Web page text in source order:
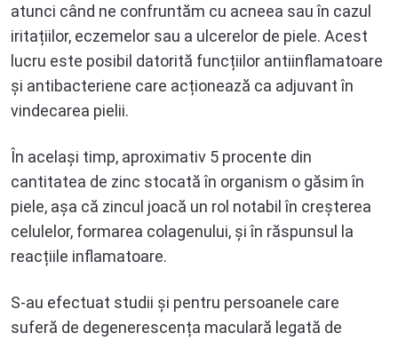
atunci când ne confruntăm cu acneea sau în cazul
iritațiilor, eczemelor sau a ulcerelor de piele. Acest
lucru este posibil datorită funcțiilor antiinflamatoare
și antibacteriene care acționează ca adjuvant în
vindecarea pielii.
În același timp, aproximativ 5 procente din
cantitatea de zinc stocată în organism o găsim în
piele, așa că zincul joacă un rol notabil în creșterea
celulelor, formarea colagenului, și în răspunsul la
reacțiile inflamatoare.
S-au efectuat studii și pentru persoanele care
suferă de degenerescența maculară legată de